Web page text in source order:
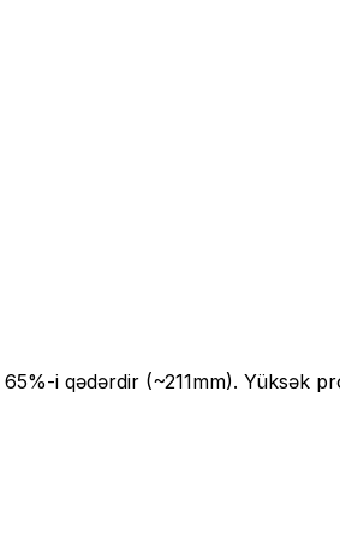
65%-i qədərdir (~211mm). Yüksək